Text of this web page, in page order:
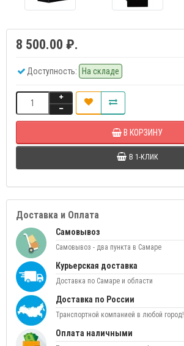
8 500.00 ₽.
Доступность: На складе
В КОРЗИНУ
В 1-КЛИК
Доставка и Оплата
Самовывоз
Самовывоз - два пункта в Самаре
Курьерская доставка
Доставка по Самаре и области
Доставка по России
Транспортной компанией в любой город!
Оплата наличными